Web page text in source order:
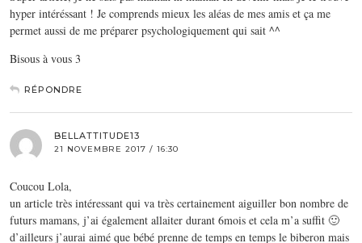
hyper intéréssant ! Je comprends mieux les aléas de mes amis et ça me
permet aussi de me préparer psychologiquement qui sait ^^
Bisous à vous 3
RÉPONDRE
BELLATTITUDE13
21 NOVEMBRE 2017 / 16:30
Coucou Lola,
un article très intéressant qui va très certainement aiguiller bon nombre de
futurs mamans, j’ai également allaiter durant 6mois et cela m’a suffit 🙂
d’ailleurs j’aurai aimé que bébé prenne de temps en temps le biberon mais